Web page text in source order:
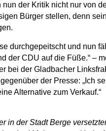
der Kritik nicht nur von
Bürger stellen, denn
durchgepeitscht und nun
der CDU auf die Füße.“ –
bei der Gladbacher
der Presse: „Ich
Alternative zum Verkauf.“
in der Stadt Berge